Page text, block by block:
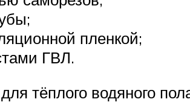
пленкой;
ГВЛ.
тёплого водяного